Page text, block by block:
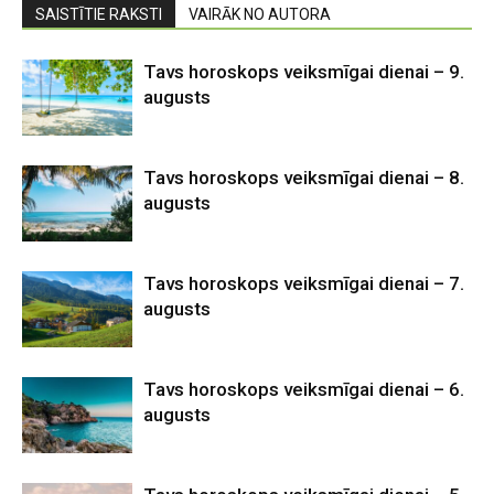
SAISTĪTIE RAKSTI VAIRĀK NO AUTORA
Tavs horoskops veiksmīgai dienai – 9.
augusts
Tavs horoskops veiksmīgai dienai – 8.
augusts
Tavs horoskops veiksmīgai dienai – 7.
augusts
Tavs horoskops veiksmīgai dienai – 6.
augusts